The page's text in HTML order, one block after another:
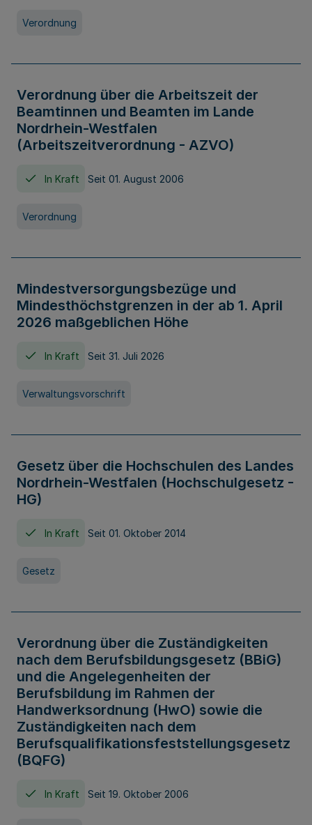
Verordnung
Verordnung über die Arbeitszeit der
Beamtinnen und Beamten im Lande
Nordrhein-Westfalen
(Arbeitszeitverordnung - AZVO)
In Kraft Seit 01. August 2006
Verordnung
Mindestversorgungsbezüge und
Mindesthöchstgrenzen in der ab 1. April
2026 maßgeblichen Höhe
In Kraft Seit 31. Juli 2026
Verwaltungsvorschrift
Gesetz über die Hochschulen des Landes
Nordrhein-Westfalen (Hochschulgesetz -
HG)
In Kraft Seit 01. Oktober 2014
Gesetz
Verordnung über die Zuständigkeiten
nach dem Berufsbildungsgesetz (BBiG)
und die Angelegenheiten der
Berufsbildung im Rahmen der
Handwerksordnung (HwO) sowie die
Zuständigkeiten nach dem
Berufsqualifikationsfeststellungsgesetz
(BQFG)
In Kraft Seit 19. Oktober 2006